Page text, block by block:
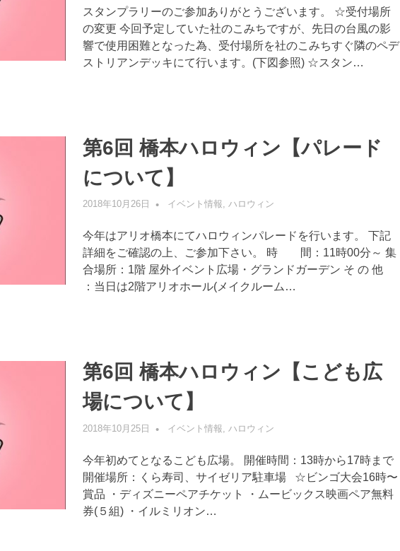
スタンプラリーのご参加ありがとうございます。 ☆受付場所
の変更 今回予定していた社のこみちですが、先日の台風の影
響で使用困難となった為、受付場所を社のこみちすぐ隣のペデ
ストリアンデッキにて行います。(下図参照) ☆スタン…
第6回 橋本ハロウィン【パレード
について】
2018年10月26日 管理者
イベント情報, ハロウィン
今年はアリオ橋本にてハロウィンパレードを行います。 下記
詳細をご確認の上、ご参加下さい。 時 間：11時00分～ 集
合場所：1階 屋外イベント広場・グランドガーデン そ の 他
：当日は2階アリオホール(メイクルーム…
第6回 橋本ハロウィン【こども広
場について】
2018年10月25日 管理者
イベント情報 ハロウィン
今年初めてとなるこども広場。 開催時間：13時から17時まで
開催場所：くら寿司、サイゼリア駐車場 ☆ビンゴ大会16時〜
賞品 ・ディズニーペアチケット ・ムービックス映画ペア無料
券(５組) ・イルミリオン…